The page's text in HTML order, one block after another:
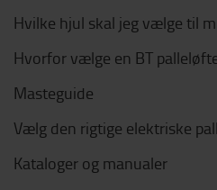
Hvilke hjul skal jeg vælge til
Hvorfor vælge en BT
Masteguide
Vælg den rigtige elektriske
Kataloger og manualer